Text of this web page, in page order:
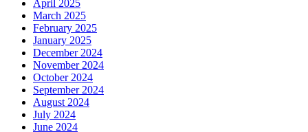
April 2025
March 2025
February 2025
January 2025
December 2024
November 2024
October 2024
September 2024
August 2024
July 2024
June 2024